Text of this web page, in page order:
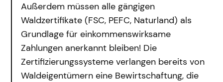
Außerdem müssen alle gängigen
Waldzertifikate (FSC, PEFC, Naturland) als
Grundlage für einkommenswirksame
Zahlungen anerkannt bleiben! Die
Zertifizierungssysteme verlangen bereits von
Waldeigentümern eine Bewirtschaftung, die